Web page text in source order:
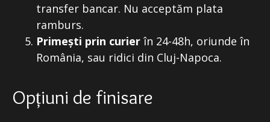
transfer bancar. Nu acceptăm plata
ramburs.
Primești prin curier în 24-48h, oriunde în
România, sau ridici din Cluj-Napoca.
Opțiuni de finisare